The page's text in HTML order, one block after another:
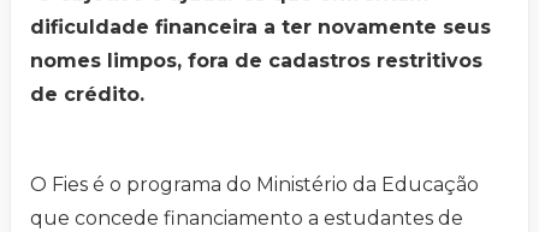
dificuldade financeira a ter novamente seus
nomes limpos, fora de cadastros restritivos
de crédito.
O Fies é o programa do Ministério da Educação
que concede financiamento a estudantes de